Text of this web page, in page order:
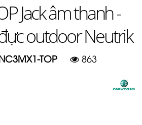
Jack âm thanh -
outdoor Neutrik
TOP 863